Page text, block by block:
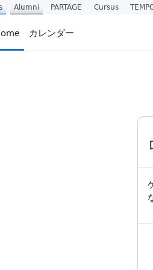
カレンダー
Alumni PARTAGE Cursus